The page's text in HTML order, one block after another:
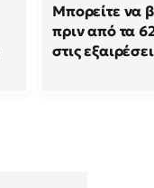
Μπορείτε να
πριν από τα
στις